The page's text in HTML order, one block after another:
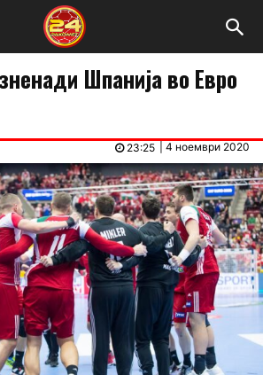
Шпанија во Евро
4 ноември 2020
23:25